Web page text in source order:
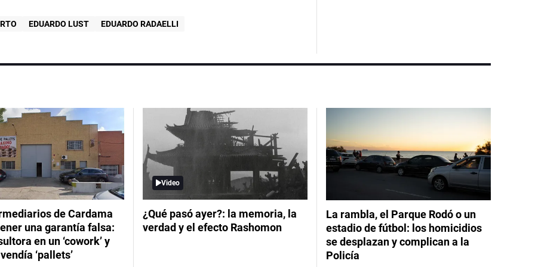
EDUARDO LUST EDUARDO RADAELLI
de Cardama
una garantía falsa:
en un ‘cowork’ y
‘pallets’
Video
¿Qué pasó ayer?: la memoria, la
verdad y el efecto Rashomon
La rambla, el Parque Rodó o un
estadio de fútbol: los homicidios
se desplazan y complican a la
Policía